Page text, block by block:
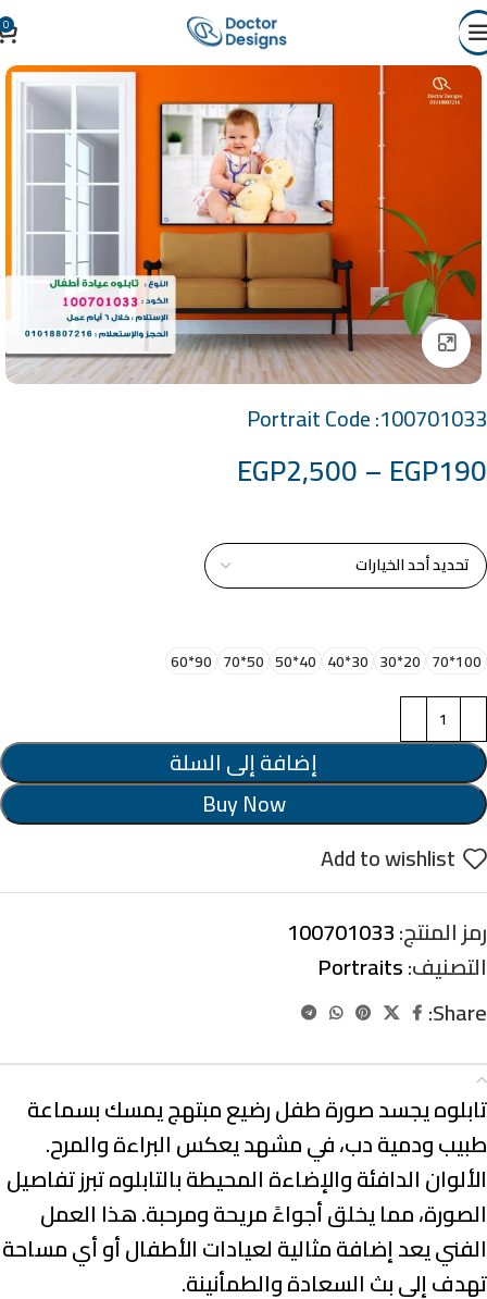
0
Click to enlarge
Portrait Code :100701033
EGP190
–
EGP2,500
100*70
20*30
30*40
40*50
50*70
90*60
إضافة إلى السلة
Buy Now
Add to wishlist
رمز المنتج:100701033
التصنيف:Portraits
Share:
تابلوه يجسد صورة طفل رضيع مبتهج يمسك بسماعة
طبيب ودمية دب، في مشهد يعكس البراءة والمرح.
الألوان الدافئة والإضاءة المحيطة بالتابلوه تبرز تفاصيل
الصورة، مما يخلق أجواءً مريحة ومرحبة. هذا العمل
الفني يعد إضافة مثالية لعيادات الأطفال أو أي مساحة
تهدف إلى بث السعادة والطمأنينة.